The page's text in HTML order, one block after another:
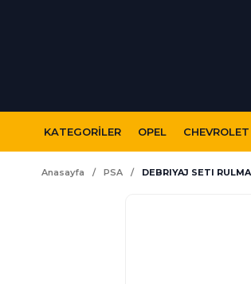
KATEGORILER OPEL CHEVROLET
Anasayfa PSA DEBRIYAJ SETI